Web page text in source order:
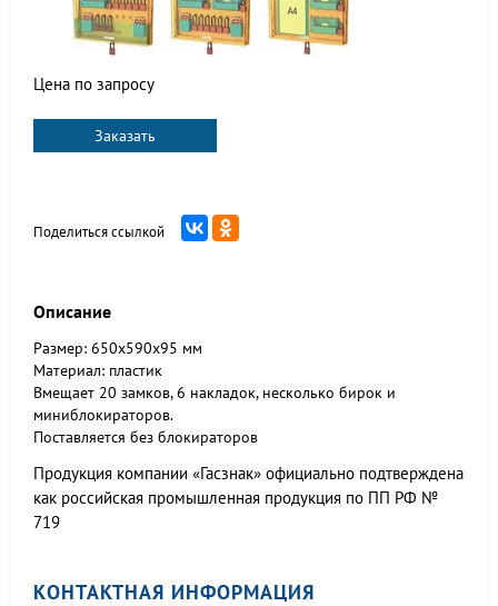
Цена по запросу
Заказать
Поделиться ссылкой
Описание
Размер: 650х590х95 мм
Материал: пластик
Вмещает 20 замков, 6 накладок, несколько бирок и
миниблокираторов.
Поставляется без блокираторов
Продукция компании «Гасзнак» официально подтверждена
как российская промышленная продукция по ПП РФ №
719
КОНТАКТНАЯ ИНФОРМАЦИЯ